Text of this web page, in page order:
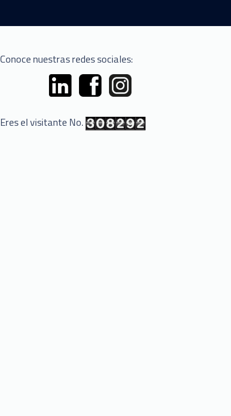
Conoce nuestras redes sociales:
Eres el visitante No.